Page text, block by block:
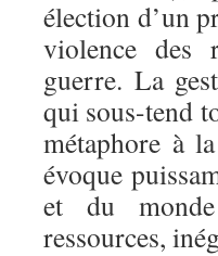
élection d’un
violence des
guerre. La
qui sous-tend
métaphore à
évoque
et du monde
ressources,